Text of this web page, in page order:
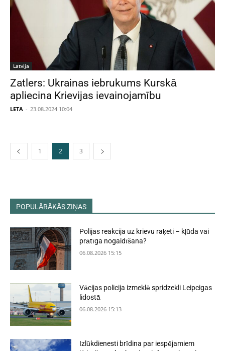
Latvija
Zatlers: Ukrainas iebrukums Kurskā
apliecina Krievijas ievainojamību
LETA - 23.08.2024 10:04
1 2 3
POPULĀRĀKĀS ZIŅAS
Polijas reakcija uz krievu raķeti – kļūda vai
prātīga nogaidīšana?
06.08.2026 15:15
Vācijas policija izmeklē spridzekli Leipcigas
lidostā
06.08.2026 15:13
Izlūkdienesti brīdina par iespējamiem